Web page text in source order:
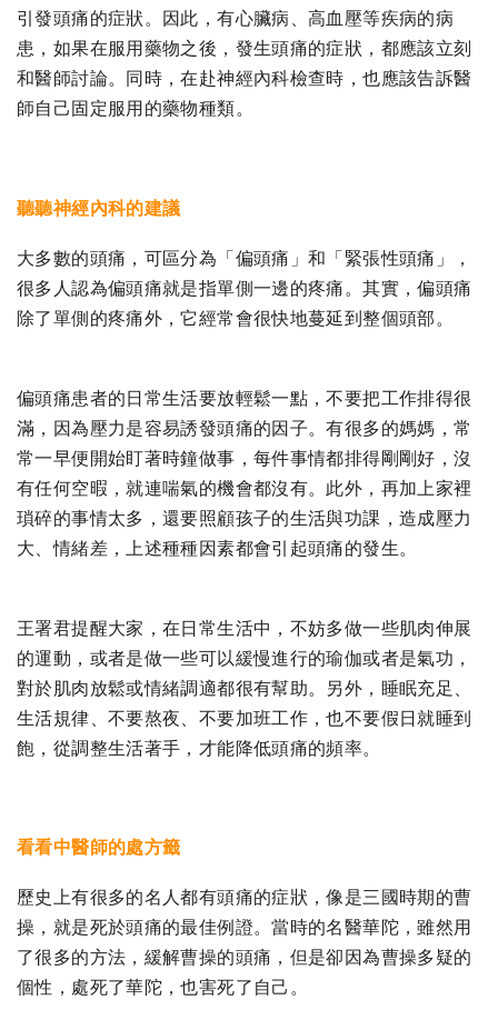
引發頭痛的症狀。因此，有心臟病、高血壓等疾病的病
患，如果在服用藥物之後，發生頭痛的症狀，都應該立刻
和醫師討論。同時，在赴神經內科檢查時，也應該告訴醫
師自己固定服用的藥物種類。
聽聽神經內科的建議
大多數的頭痛，可區分為「偏頭痛」和「緊張性頭痛」，
很多人認為偏頭痛就是指單側一邊的疼痛。其實，偏頭痛
除了單側的疼痛外，它經常會很快地蔓延到整個頭部。
偏頭痛患者的日常生活要放輕鬆一點，不要把工作排得很
滿，因為壓力是容易誘發頭痛的因子。有很多的媽媽，常
常一早便開始盯著時鐘做事，每件事情都排得剛剛好，沒
有任何空暇，就連喘氣的機會都沒有。此外，再加上家裡
瑣碎的事情太多，還要照顧孩子的生活與功課，造成壓力
大、情緒差，上述種種因素都會引起頭痛的發生。
王署君提醒大家，在日常生活中，不妨多做一些肌肉伸展
的運動，或者是做一些可以緩慢進行的瑜伽或者是氣功，
對於肌肉放鬆或情緒調適都很有幫助。另外，睡眠充足、
生活規律、不要熬夜、不要加班工作，也不要假日就睡到
飽，從調整生活著手，才能降低頭痛的頻率。
看看中醫師的處方籤
歷史上有很多的名人都有頭痛的症狀，像是三國時期的曹
操，就是死於頭痛的最佳例證。當時的名醫華陀，雖然用
了很多的方法，緩解曹操的頭痛，但是卻因為曹操多疑的
個性，處死了華陀，也害死了自己。